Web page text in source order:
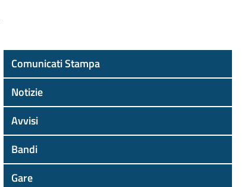
Comunicati Stampa
Notizie
Avvisi
Bandi
Gare